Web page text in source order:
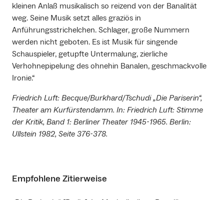
kleinen Anlaß musikalisch so reizend von der Banalität
weg. Seine Musik setzt alles graziös in
Anführungsstrichelchen. Schlager, große Nummern
werden nicht geboten. Es ist Musik für singende
Schauspieler, getupfte Untermalung, zierliche
Verhohnepipelung des ohnehin Banalen, geschmackvolle
Ironie.“
Friedrich Luft: Becque/Burkhard/Tschudi „Die Pariserin“,
Theater am Kurfürstendamm. In: Friedrich Luft: Stimme
der Kritik, Band 1: Berliner Theater 1945-1965. Berlin:
Ullstein 1982, Seite 376-378.
Empfohlene Zitierweise